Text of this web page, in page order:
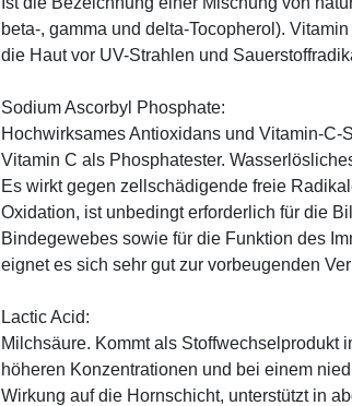
beta-, gamma und delta-Tocopherol).
die Haut vor UV-Strahlen und
Sodium Ascorbyl Phosphate:
Hochwirksames Antioxidans und Vitamin-
Vitamin C als Phosphatester.
Es wirkt gegen zellschädigende freie
Oxidation, ist unbedingt erforderlich für die
Bindegewebes sowie für die Funktion des
eignet es sich sehr gut zur vorbeugenden
Lactic Acid:
Milchsäure. Kommt als Stoffwechselprodukt
höheren Konzentrationen und bei einem
Wirkung auf die Hornschicht, unterstützt in